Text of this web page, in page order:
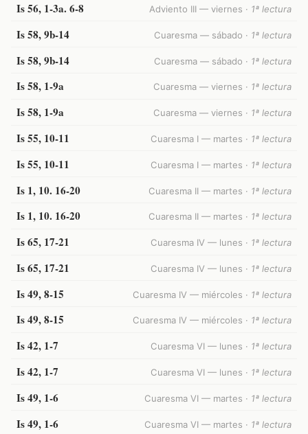
Is 56, 1-3a. 6-8 Adviento III — viernes · 1ª lectura
Is 58, 9b-14 Cuaresma — sábado · 1ª lectura
Is 58, 9b-14 Cuaresma — sábado · 1ª lectura
Is 58, 1-9a Cuaresma — viernes · 1ª lectura
Is 58, 1-9a Cuaresma — viernes · 1ª lectura
Is 55, 10-11 Cuaresma I — martes · 1ª lectura
Is 55, 10-11 Cuaresma I — martes · 1ª lectura
Is 1, 10. 16-20 Cuaresma II — martes · 1ª lectura
Is 1, 10. 16-20 Cuaresma II — martes · 1ª lectura
Is 65, 17-21 Cuaresma IV — lunes · 1ª lectura
Is 65, 17-21 Cuaresma IV — lunes · 1ª lectura
Is 49, 8-15 Cuaresma IV — miércoles · 1ª lectura
Is 49, 8-15 Cuaresma IV — miércoles · 1ª lectura
Is 42, 1-7 Cuaresma VI — lunes · 1ª lectura
Is 42, 1-7 Cuaresma VI — lunes · 1ª lectura
Is 49, 1-6 Cuaresma VI — martes · 1ª lectura
Is 49, 1-6 Cuaresma VI — martes · 1ª lectura